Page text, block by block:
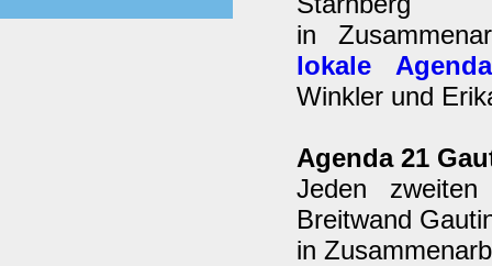
in
lokale
Winkler und
Agenda 21
Jeden
Breitwand
in